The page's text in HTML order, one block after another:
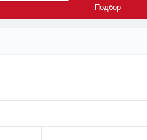
Подбор